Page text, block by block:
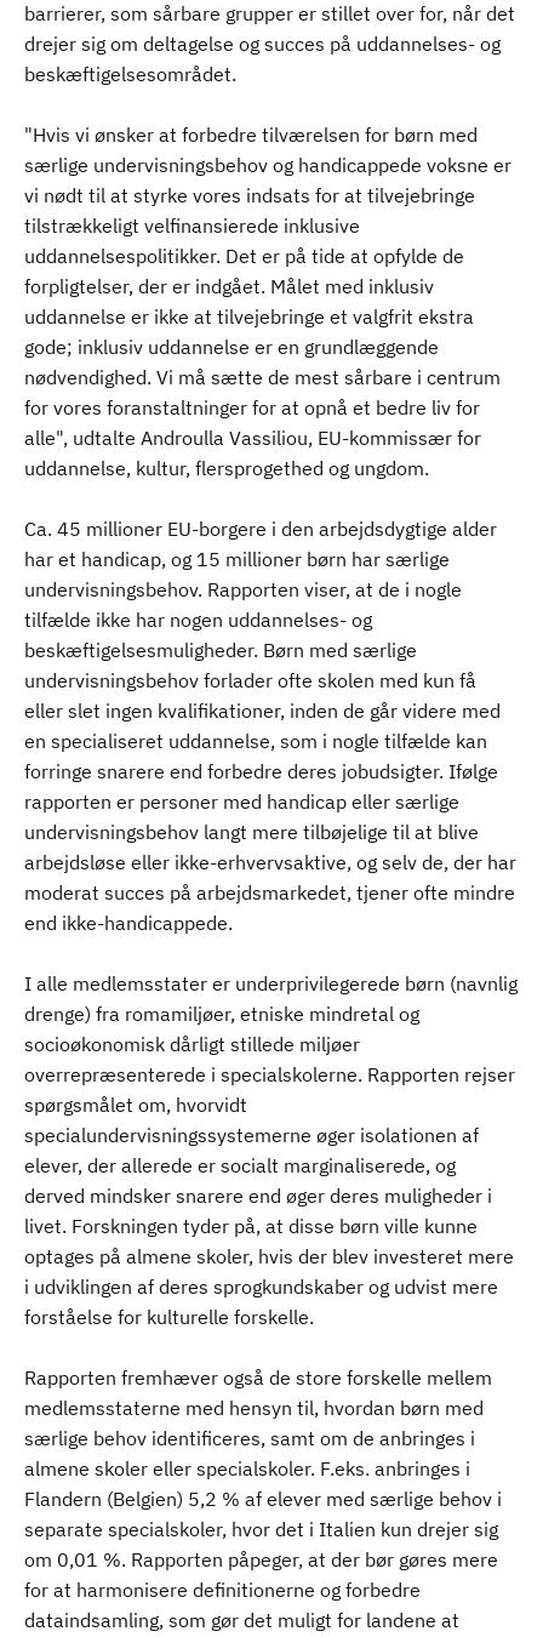
barrierer, som sårbare grupper er stillet over for, når det
drejer sig om deltagelse og succes på uddannelses- og
beskæftigelsesområdet.
"Hvis vi ønsker at forbedre tilværelsen for børn med
særlige undervisningsbehov og handicappede voksne er
vi nødt til at styrke vores indsats for at tilvejebringe
tilstrækkeligt velfinansierede inklusive
uddannelsespolitikker. Det er på tide at opfylde de
forpligtelser, der er indgået. Målet med inklusiv
uddannelse er ikke at tilvejebringe et valgfrit ekstra
gode; inklusiv uddannelse er en grundlæggende
nødvendighed. Vi må sætte de mest sårbare i centrum
for vores foranstaltninger for at opnå et bedre liv for
alle", udtalte Androulla Vassiliou, EU-kommissær for
uddannelse, kultur, flersprogethed og ungdom.
Ca. 45 millioner EU-borgere i den arbejdsdygtige alder
har et handicap, og 15 millioner børn har særlige
undervisningsbehov. Rapporten viser, at de i nogle
tilfælde ikke har nogen uddannelses- og
beskæftigelsesmuligheder. Børn med særlige
undervisningsbehov forlader ofte skolen med kun få
eller slet ingen kvalifikationer, inden de går videre med
en specialiseret uddannelse, som i nogle tilfælde kan
forringe snarere end forbedre deres jobudsigter. Ifølge
rapporten er personer med handicap eller særlige
undervisningsbehov langt mere tilbøjelige til at blive
arbejdsløse eller ikke-erhvervsaktive, og selv de, der har
moderat succes på arbejdsmarkedet, tjener ofte mindre
end ikke-handicappede.
I alle medlemsstater er underprivilegerede børn (navnlig
drenge) fra romamiljøer, etniske mindretal og
socioøkonomisk dårligt stillede miljøer
overrepræsenterede i specialskolerne. Rapporten rejser
spørgsmålet om, hvorvidt
specialundervisningssystemerne øger isolationen af
elever, der allerede er socialt marginaliserede, og
derved mindsker snarere end øger deres muligheder i
livet. Forskningen tyder på, at disse børn ville kunne
optages på almene skoler, hvis der blev investeret mere
i udviklingen af deres sprogkundskaber og udvist mere
forståelse for kulturelle forskelle.
Rapporten fremhæver også de store forskelle mellem
medlemsstaterne med hensyn til, hvordan børn med
særlige behov identificeres, samt om de anbringes i
almene skoler eller specialskoler. F.eks. anbringes i
Flandern (Belgien) 5,2 % af elever med særlige behov i
separate specialskoler, hvor det i Italien kun drejer sig
om 0,01 %. Rapporten påpeger, at der bør gøres mere
for at harmonisere definitionerne og forbedre
dataindsamling, som gør det muligt for landene at